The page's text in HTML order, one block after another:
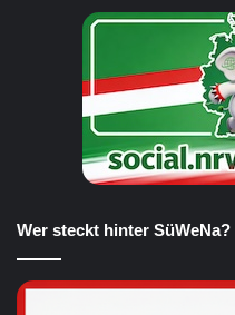
Wer steckt hinter SüWeNa?